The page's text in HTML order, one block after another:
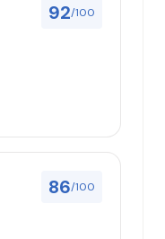
92/100
86/100